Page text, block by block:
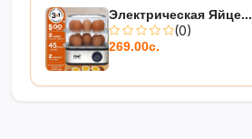
Электрическая Яйце...
(0)
269.00с.